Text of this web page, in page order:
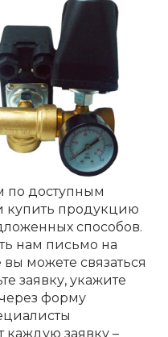
по доступным
купить продукцию
способов.
нам письмо на
можете связаться
заявку, укажите
форму
каждую заявку –